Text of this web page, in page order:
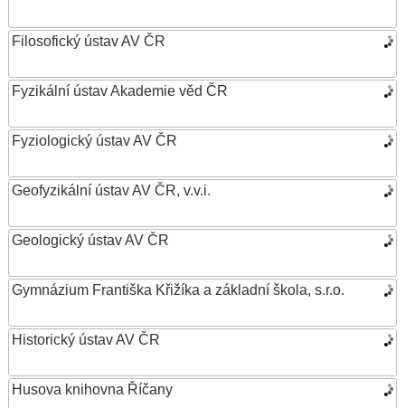
Filosofický ústav AV ČR
Fyzikální ústav Akademie věd ČR
Fyziologický ústav AV ČR
Geofyzikální ústav AV ČR, v.v.i.
Geologický ústav AV ČR
Gymnázium Františka Křižíka a základní škola, s.r.o.
Historický ústav AV ČR
Husova knihovna Říčany